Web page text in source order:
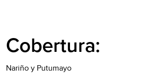
Cobertura:
Nariño y Putumayo